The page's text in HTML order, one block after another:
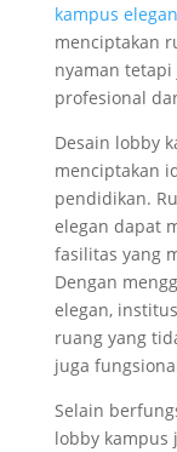
kampus elegan
menciptakan
nyaman
profesional
Desain lobby
menciptakan
pendidikan.
elegan dapat
fasilitas yang
Dengan
elegan,
ruang yang
juga
Selain
lobby kampus